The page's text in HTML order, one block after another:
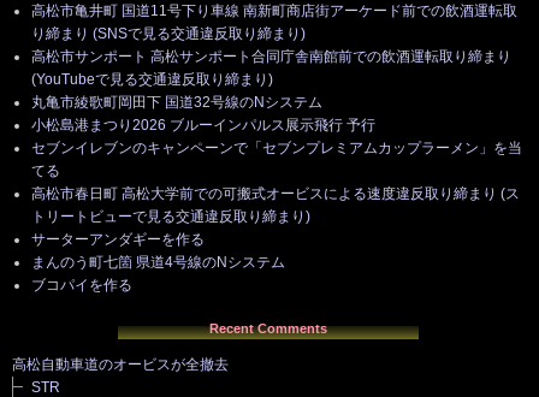
高松市亀井町 国道11号下り車線 南新町商店街アーケード前での飲酒運転取
り締まり (SNSで見る交通違反取り締まり)
高松市サンポート 高松サンポート合同庁舎南館前での飲酒運転取り締まり
(YouTubeで見る交通違反取り締まり)
丸亀市綾歌町岡田下 国道32号線のNシステム
小松島港まつり2026 ブルーインパルス展示飛行 予行
セブンイレブンのキャンペーンで「セブンプレミアムカップラーメン」を当
てる
高松市春日町 高松大学前での可搬式オービスによる速度違反取り締まり (ス
トリートビューで見る交通違反取り締まり)
サーターアンダギーを作る
まんのう町七箇 県道4号線のNシステム
ブコパイを作る
Recent Comments
高松自動車道のオービスが全撤去
STR